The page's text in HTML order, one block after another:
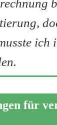
ich
für